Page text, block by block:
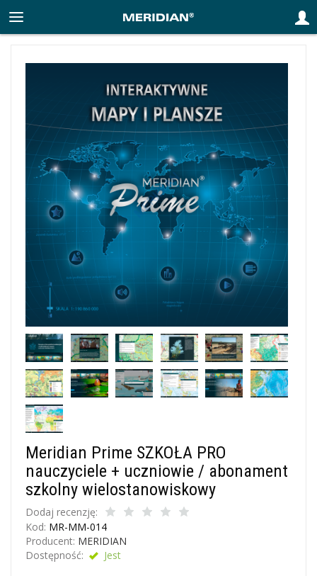
Meridian Prime SZKOŁA PRO
nauczyciele + uczniowie / abonament
szkolny wielostanowiskowy
Dodaj recenzję:
Kod: MR-MM-014
Producent: MERIDIAN
Dostępność:
Jest